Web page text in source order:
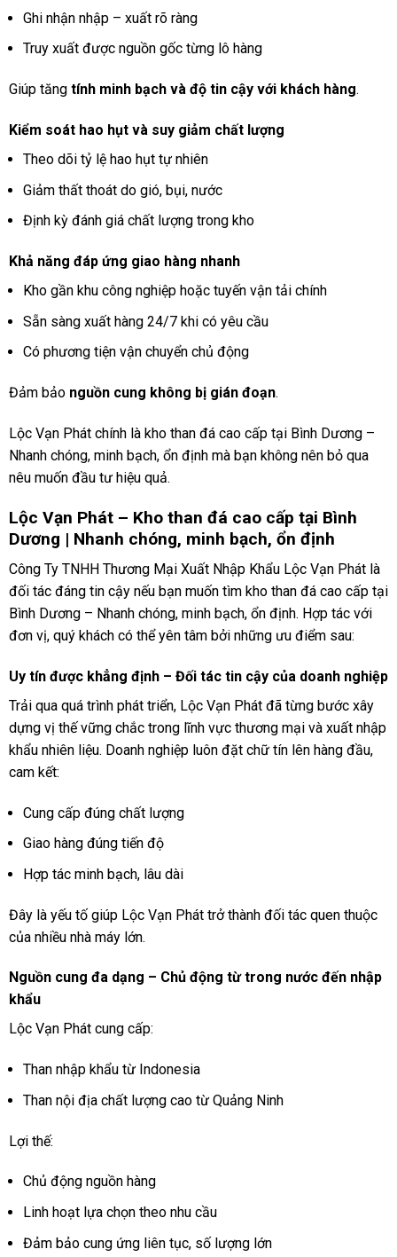
Ghi nhận nhập – xuất rõ ràng
Truy xuất được nguồn gốc từng lô hàng
Giúp tăng tính minh bạch và độ tin cậy với khách hàng.
Kiểm soát hao hụt và suy giảm chất lượng
Theo dõi tỷ lệ hao hụt tự nhiên
Giảm thất thoát do gió, bụi, nước
Định kỳ đánh giá chất lượng trong kho
Khả năng đáp ứng giao hàng nhanh
Kho gần khu công nghiệp hoặc tuyến vận tải chính
Sẵn sàng xuất hàng 24/7 khi có yêu cầu
Có phương tiện vận chuyển chủ động
Đảm bảo nguồn cung không bị gián đoạn.
Lộc Vạn Phát chính là kho than đá cao cấp tại Bình Dương –
Nhanh chóng, minh bạch, ổn định mà bạn không nên bỏ qua
nêu muốn đầu tư hiệu quả.
Lộc Vạn Phát – Kho than đá cao cấp tại Bình
Dương | Nhanh chóng, minh bạch, ổn định
Công Ty TNHH Thương Mại Xuất Nhập Khẩu Lộc Vạn Phát là
đối tác đáng tin cậy nếu bạn muốn tìm kho than đá cao cấp tại
Bình Dương – Nhanh chóng, minh bạch, ổn định. Hợp tác với
đơn vị, quý khách có thể yên tâm bởi những ưu điểm sau:
Uy tín được khẳng định – Đối tác tin cậy của doanh nghiệp
Trải qua quá trình phát triển, Lộc Vạn Phát đã từng bước xây
dựng vị thế vững chắc trong lĩnh vực thương mại và xuất nhập
khẩu nhiên liệu. Doanh nghiệp luôn đặt chữ tín lên hàng đầu,
cam kết:
Cung cấp đúng chất lượng
Giao hàng đúng tiến độ
Hợp tác minh bạch, lâu dài
Đây là yếu tố giúp Lộc Vạn Phát trở thành đối tác quen thuộc
của nhiều nhà máy lớn.
Nguồn cung đa dạng – Chủ động từ trong nước đến nhập
khẩu
Lộc Vạn Phát cung cấp:
Than nhập khẩu từ Indonesia
Than nội địa chất lượng cao từ Quảng Ninh
Lợi thế:
Chủ động nguồn hàng
Linh hoạt lựa chọn theo nhu cầu
Đảm bảo cung ứng liên tục, số lượng lớn